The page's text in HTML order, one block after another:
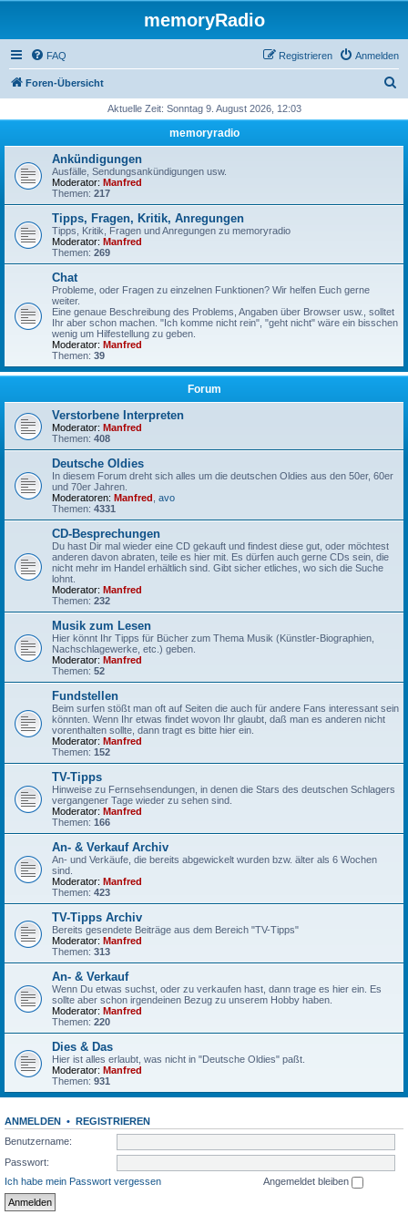
memoryRadio
FAQ Anmelden
Registrieren
Foren-Übersicht
h
Aktuelle Zeit: Sonntag 9. August 2026, 12:03
memoryradio
Ankündigungen
Ausfälle, Sendungsankündigungen usw.
Moderator: Manfred
Themen: 217
Tipps, Fragen, Kritik, Anregungen
Tipps, Kritik, Fragen und Anregungen zu memoryradio
Moderator: Manfred
Themen: 269
Chat
Probleme, oder Fragen zu einzelnen Funktionen? Wir helfen Euch gerne
weiter.
Eine genaue Beschreibung des Problems, Angaben über Browser usw., solltet
Ihr aber schon machen. "Ich komme nicht rein", "geht nicht" wäre ein bisschen
wenig um Hilfestellung zu geben.
Moderator: Manfred
Themen: 39
Forum
Verstorbene Interpreten
Moderator: Manfred
Themen: 408
Deutsche Oldies
In diesem Forum dreht sich alles um die deutschen Oldies aus den 50er, 60er
und 70er Jahren.
Moderatoren: Manfred avo
Themen: 4331
CD-Besprechungen
Du hast Dir mal wieder eine CD gekauft und findest diese gut, oder möchtest
anderen davon abraten, teile es hier mit. Es dürfen auch gerne CDs sein, die
nicht mehr im Handel erhältlich sind. Gibt sicher etliches, wo sich die Suche
lohnt.
Moderator: Manfred
Themen: 232
Musik zum Lesen
Hier könnt Ihr Tipps für Bücher zum Thema Musik (Künstler-Biographien,
Nachschlagewerke, etc.) geben.
Moderator: Manfred
Themen: 52
Fundstellen
Beim surfen stößt man oft auf Seiten die auch für andere Fans interessant sein
könnten. Wenn Ihr etwas findet wovon Ihr glaubt, daß man es anderen nicht
vorenthalten sollte, dann tragt es bitte hier ein.
Moderator: Manfred
Themen: 152
TV-Tipps
Hinweise zu Fernsehsendungen, in denen die Stars des deutschen Schlagers
vergangener Tage wieder zu sehen sind.
Moderator: Manfred
Themen: 166
An- & Verkauf Archiv
An- und Verkäufe, die bereits abgewickelt wurden bzw. älter als 6 Wochen
sind.
Moderator: Manfred
Themen: 423
TV-Tipps Archiv
Bereits gesendete Beiträge aus dem Bereich "TV-Tipps"
Moderator: Manfred
Themen: 313
An- & Verkauf
Wenn Du etwas suchst, oder zu verkaufen hast, dann trage es hier ein. Es
sollte aber schon irgendeinen Bezug zu unserem Hobby haben.
Moderator: Manfred
Themen: 220
Dies & Das
Hier ist alles erlaubt, was nicht in "Deutsche Oldies" paßt.
Moderator: Manfred
Themen: 931
ANMELDEN • REGISTRIEREN
Benutzername:
Passwort:
Ich habe mein Passwort vergessen
Angemeldet bleiben